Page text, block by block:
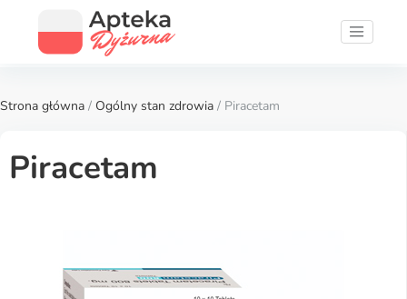
Strona główna / Ogólny stan zdrowia / Piracetam
Piracetam